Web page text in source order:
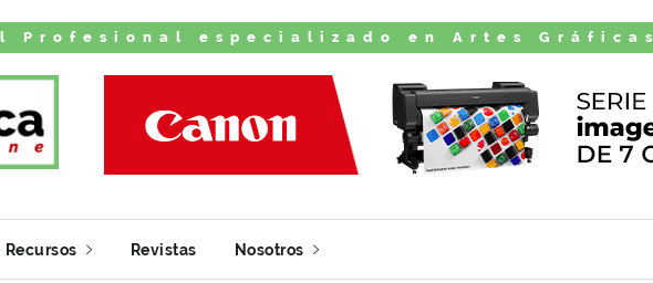
Profesional especializado en Artes Gráficas
Recursos Revistas Nosotros